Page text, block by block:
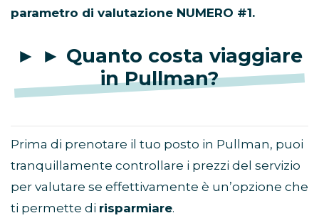
parametro di valutazione NUMERO #1.
► ► Quanto costa viaggiare
in Pullman?
Prima di prenotare il tuo posto in Pullman, puoi
tranquillamente controllare i prezzi del servizio
per valutare se effettivamente è un’opzione che
ti permette di risparmiare.